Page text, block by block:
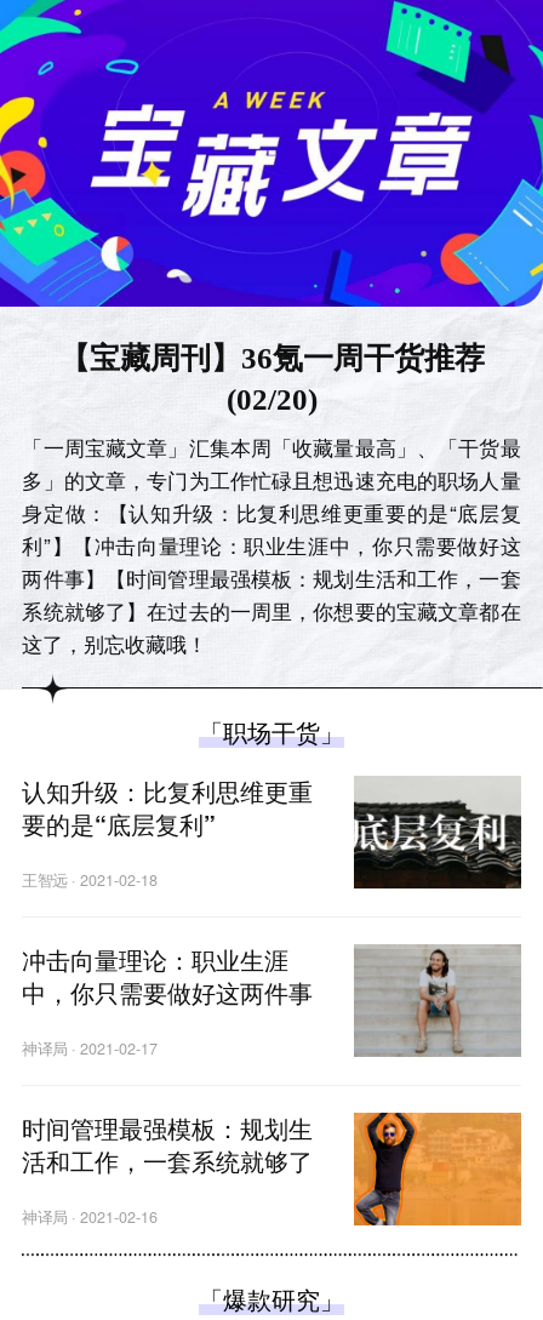
【宝藏周刊】36氪一周干货推荐
(02/20)
「一周宝藏文章」汇集本周「收藏量最高」、「干货最
多」的文章，专门为工作忙碌且想迅速充电的职场人量
身定做：【认知升级：比复利思维更重要的是“底层复
利”】【冲击向量理论：职业生涯中，你只需要做好这
两件事】【时间管理最强模板：规划生活和工作，一套
系统就够了】在过去的一周里，你想要的宝藏文章都在
这了，别忘收藏哦！
「职场干货」
认知升级：比复利思维更重
要的是“底层复利”
王智远·2021-02-18
冲击向量理论：职业生涯
中，你只需要做好这两件事
神译局 ·2021-02-17
时间管理最强模板：规划生
活和工作，一套系统就够了
神译局 ·2021-02-16
「爆款研究」